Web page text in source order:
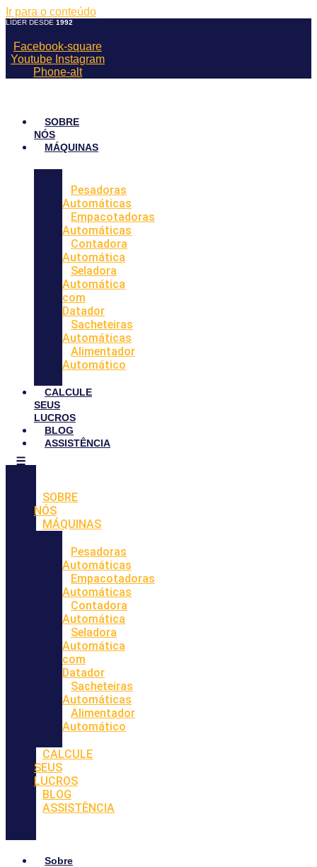
Ir para o conteúdo
LÍDER DESDE 1992
Facebook-square
Youtube Instagram
Phone-alt
SOBRE
NÓS
MÁQUINAS
Pesadoras
Automáticas
Empacotadoras
Automáticas
Contadora
Automática
Seladora
Automática
com
Datador
Sacheteiras
Automáticas
Alimentador
Automático
CALCULE
SEUS
LUCROS
BLOG
ASSISTÊNCIA
SOBRE
NÓS
MÁQUINAS
Pesadoras
Automáticas
Empacotadoras
Automáticas
Contadora
Automática
Seladora
Automática
com
Datador
Sacheteiras
Automáticas
Alimentador
Automático
CALCULE
SEUS
LUCROS
BLOG
ASSISTÊNCIA
Sobre